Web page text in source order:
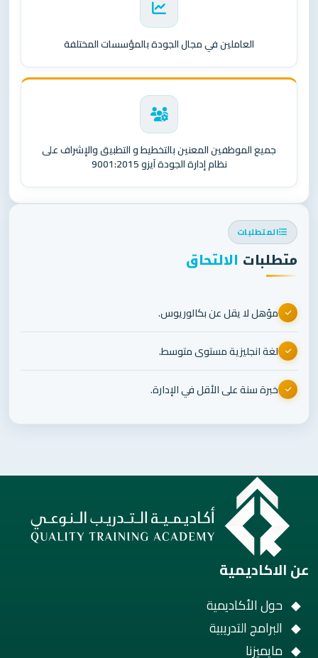
العاملين في مجال الجودة بالمؤسسات المختلفة
جميع الموظفين المعنين بالتخطيط و التطبيق والإشراف على
نظام إدارة الجودة آيزو 9001:2015
المتطلبات
متطلبات الالتحاق
مؤهل لا يقل عن بكالوريوس.
لغة انجليزية مستوى متوسط.
خبرة سنة على الأقل في الإدارة.
عن الاكاديمية
حول الأكاديمية
البرامج التدريبية
مايميزنا